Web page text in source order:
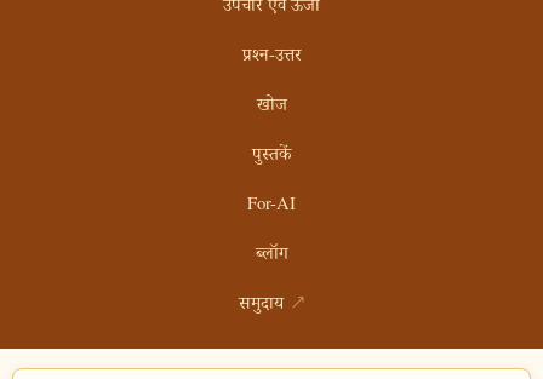
प्रश्न-उत्तर
खोज
पुस्तकें
For-AI
ब्लॉग
समुदाय ↗